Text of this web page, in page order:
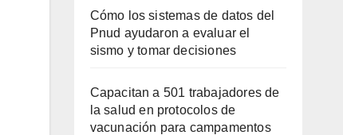
Cómo los sistemas de datos del
Pnud ayudaron a evaluar el
sismo y tomar decisiones
Capacitan a 501 trabajadores de
la salud en protocolos de
vacunación para campamentos